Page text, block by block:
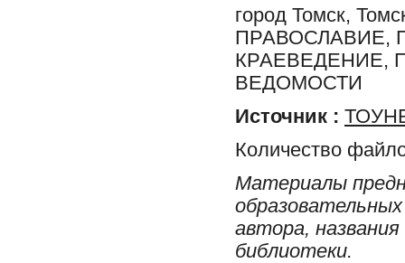
город Томск,
ПРАВОСЛАВИЕ,
КРАЕВЕДЕНИЕ,
ВЕДОМОСТИ
Источник :
Количество
Материалы
автора,
библиотеки.